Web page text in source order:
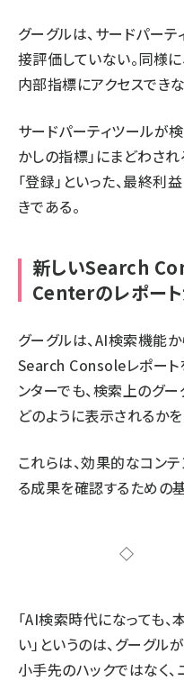
グーグルは、サードパー
接評価していない。同様
内部指標にアクセスできな
サードパーティツールが
かしの指標」にまどわされ
「登録」といった、最終
きである。
新しいSearch
Centerのレポー
グーグルは、AI検索機能
Search Consoleレポート
ンターでも、検索上のグ
どのように表示されるか
これらは、効果的なコン
る成果を確認するための
「AI検索時代になっても
い」というのは、グーグル
小手先のハックではなく